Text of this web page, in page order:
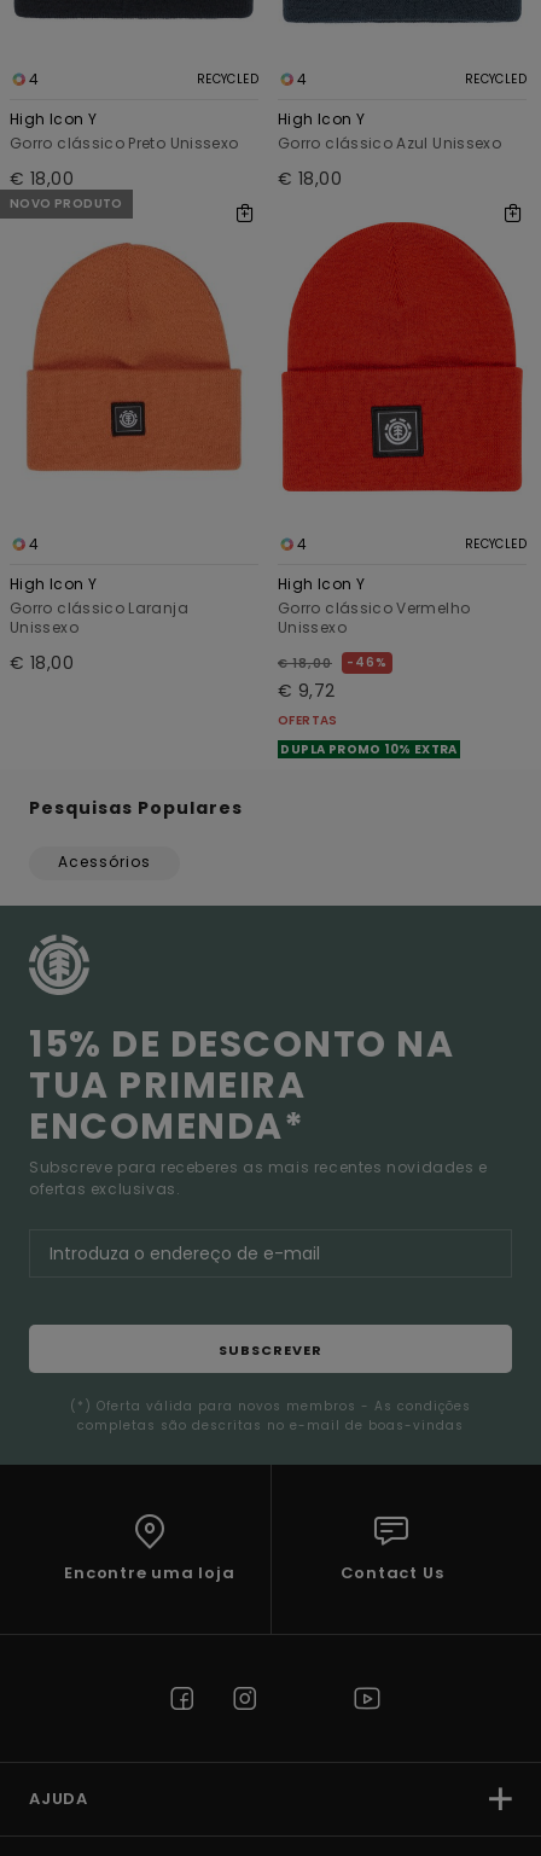
4 RECYCLED
High Icon Y
Gorro clássico Preto Unissexo
€ 18,00
4 RECYCLED
High Icon Y
Gorro clássico Azul Unissexo
€ 18,00
NOVO PRODUTO
4
High Icon Y
Gorro clássico Laranja
Unissexo
€ 18,00
4 RECYCLED
High Icon Y
Gorro clássico Vermelho
Unissexo
€ 18,00 46%
€ 9,72
OFERTAS
DUPLA PROMO 10% EXTRA
Pesquisas Populares
Acessórios
15% DE DESCONTO NA
TUA PRIMEIRA
ENCOMENDA*
Subscreve para receberes as mais recentes novidades e
ofertas exclusivas.
SUBSCREVER
(*) Oferta válida para novos membros - As condições
completas são descritas no e-mail de boas-vindas
Encontre uma loja Contact Us
AJUDA